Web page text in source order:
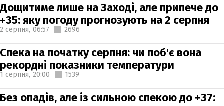
Дощитиме лише на Заході, але припече до
+35: яку погоду прогнозують на 2 серпня
2 серпня, 06:57 2696
Спека на початку серпня: чи поб'є вона
рекордні показники температури
1 серпня, 20:00 1539
Без опадів, але із сильною спекою до +37: